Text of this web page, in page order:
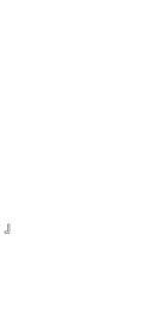
』